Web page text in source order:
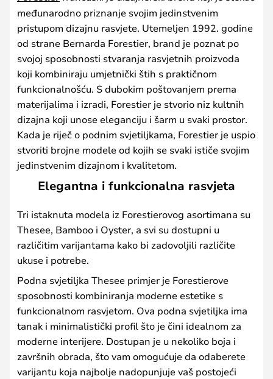
međunarodno priznanje svojim jedinstvenim
pristupom dizajnu rasvjete. Utemeljen 1992. godine
od strane Bernarda Forestier, brand je poznat po
svojoj sposobnosti stvaranja rasvjetnih proizvoda
koji kombiniraju umjetnički štih s praktičnom
funkcionalnošću. S dubokim poštovanjem prema
materijalima i izradi, Forestier je stvorio niz kultnih
dizajna koji unose eleganciju i šarm u svaki prostor.
Kada je riječ o podnim svjetiljkama, Forestier je uspio
stvoriti brojne modele od kojih se svaki ističe svojim
jedinstvenim dizajnom i kvalitetom.
Elegantna i funkcionalna rasvjeta
Tri istaknuta modela iz Forestierovog asortimana su
Thesee, Bamboo i Oyster, a svi su dostupni u
različitim varijantama kako bi zadovoljili različite
ukuse i potrebe.
Podna svjetiljka Thesee primjer je Forestierove
sposobnosti kombiniranja moderne estetike s
funkcionalnom rasvjetom. Ova podna svjetiljka ima
tanak i minimalistički profil što je čini idealnom za
moderne interijere. Dostupan je u nekoliko boja i
završnih obrada, što vam omogućuje da odaberete
varijantu koja najbolje nadopunjuje vaš postojeći